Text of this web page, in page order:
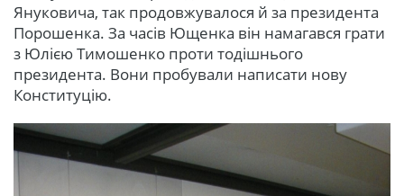
Януковича, так продовжувалося й за президента
Порошенка. За часів Ющенка він намагався грати
з Юлією Тимошенко проти тодішнього
президента. Вони пробували написати нову
Конституцію.